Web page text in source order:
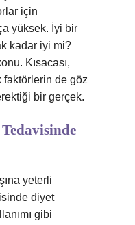
için
yüksek. İyi bir
kadar iyi mi?
Kısacası,
de göz
bir gerçek.
yeterli
diyet
gibi